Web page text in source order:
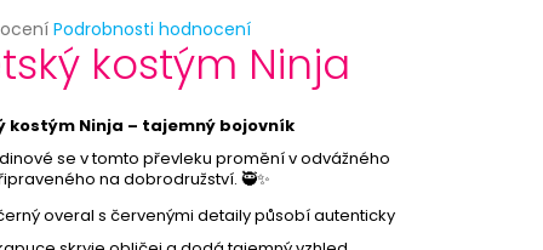
Podrobnosti hodnocení
kostým Ninja
kostým Ninja – tajemný bojovník
se v tomto převleku promění v odvážného
na dobrodružství. 🥷✨
overal s červenými detaily působí autenticky